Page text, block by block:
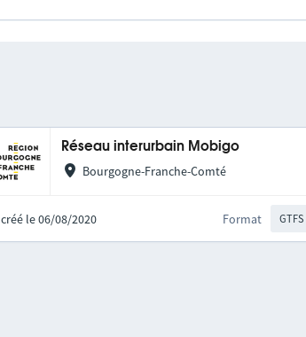
Réseau interurbain Mobigo
Bourgogne-Franche-Comté
créé le 06/08/2020 Format GTFS